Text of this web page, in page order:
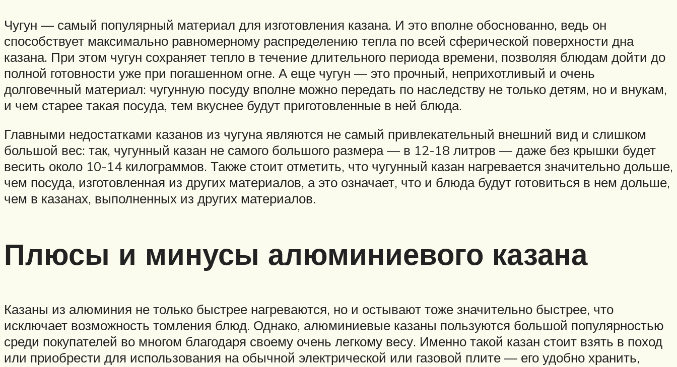
Чугун — самый популярный материал для изготовления казана. И это вполне обоснованно, ведь он
способствует максимально равномерному распределению тепла по всей сферической поверхности дна
казана. При этом чугун сохраняет тепло в течение длительного периода времени, позволяя блюдам дойти до
полной готовности уже при погашенном огне. А еще чугун — это прочный, неприхотливый и очень
долговечный материал: чугунную посуду вполне можно передать по наследству не только детям, но и внукам,
и чем старее такая посуда, тем вкуснее будут приготовленные в ней блюда.
Главными недостатками казанов из чугуна являются не самый привлекательный внешний вид и слишком
большой вес: так, чугунный казан не самого большого размера — в 12-18 литров — даже без крышки будет
весить около 10-14 килограммов. Также стоит отметить, что чугунный казан нагревается значительно дольше,
чем посуда, изготовленная из других материалов, а это означает, что и блюда будут готовиться в нем дольше,
чем в казанах, выполненных из других материалов.
Плюсы и минусы алюминиевого казана
Казаны из алюминия не только быстрее нагреваются, но и остывают тоже значительно быстрее, что
исключает возможность томления блюд. Однако, алюминиевые казаны пользуются большой популярностью
среди покупателей во многом благодаря своему очень легкому весу. Именно такой казан стоит взять в поход
или приобрести для использования на обычной электрической или газовой плите — его удобно хранить,